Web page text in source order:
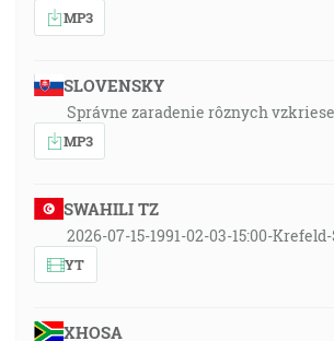
MP3
SLOVENSKY
Správne zaradenie rôznych
MP3
SWAHILI TZ
2026-07-15-1991-02-03-15:00-
YT
XHOSA